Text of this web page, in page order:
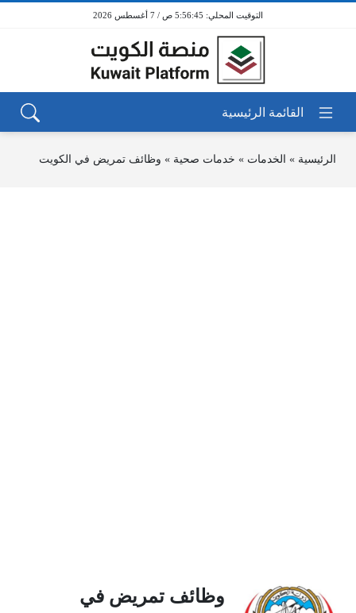
5:56:45 ص / 7 أغسطس 2026
الرئيسية » الخدمات » خدمات صحية » وظائف تمريض في الكويت
وظائف تمريض في